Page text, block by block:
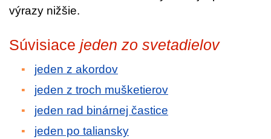
výrazy nižšie.
Súvisiace jeden zo svetadielov
jeden z akordov
jeden z troch mušketierov
jeden rad binárnej častice
jeden po taliansky